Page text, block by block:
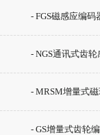
- FGS磁感应编码
- NGS通讯式齿轮
- MRSM增量式
- GS增量式齿轮